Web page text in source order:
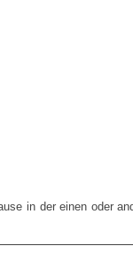
in der einen oder